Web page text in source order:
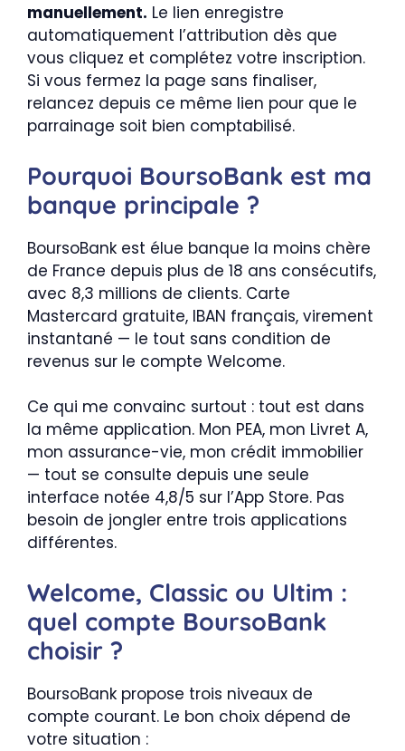
manuellement. Le lien enregistre
automatiquement l’attribution dès que
vous cliquez et complétez votre inscription.
Si vous fermez la page sans finaliser,
relancez depuis ce même lien pour que le
parrainage soit bien comptabilisé.
Pourquoi BoursoBank est ma
banque principale ?
BoursoBank est élue banque la moins chère
de France depuis plus de 18 ans consécutifs,
avec 8,3 millions de clients. Carte
Mastercard gratuite, IBAN français, virement
instantané — le tout sans condition de
revenus sur le compte Welcome.
Ce qui me convainc surtout : tout est dans
la même application. Mon PEA, mon Livret A,
mon assurance-vie, mon crédit immobilier
— tout se consulte depuis une seule
interface notée 4,8/5 sur l’App Store. Pas
besoin de jongler entre trois applications
différentes.
Welcome, Classic ou Ultim :
quel compte BoursoBank
choisir ?
BoursoBank propose trois niveaux de
compte courant. Le bon choix dépend de
votre situation :